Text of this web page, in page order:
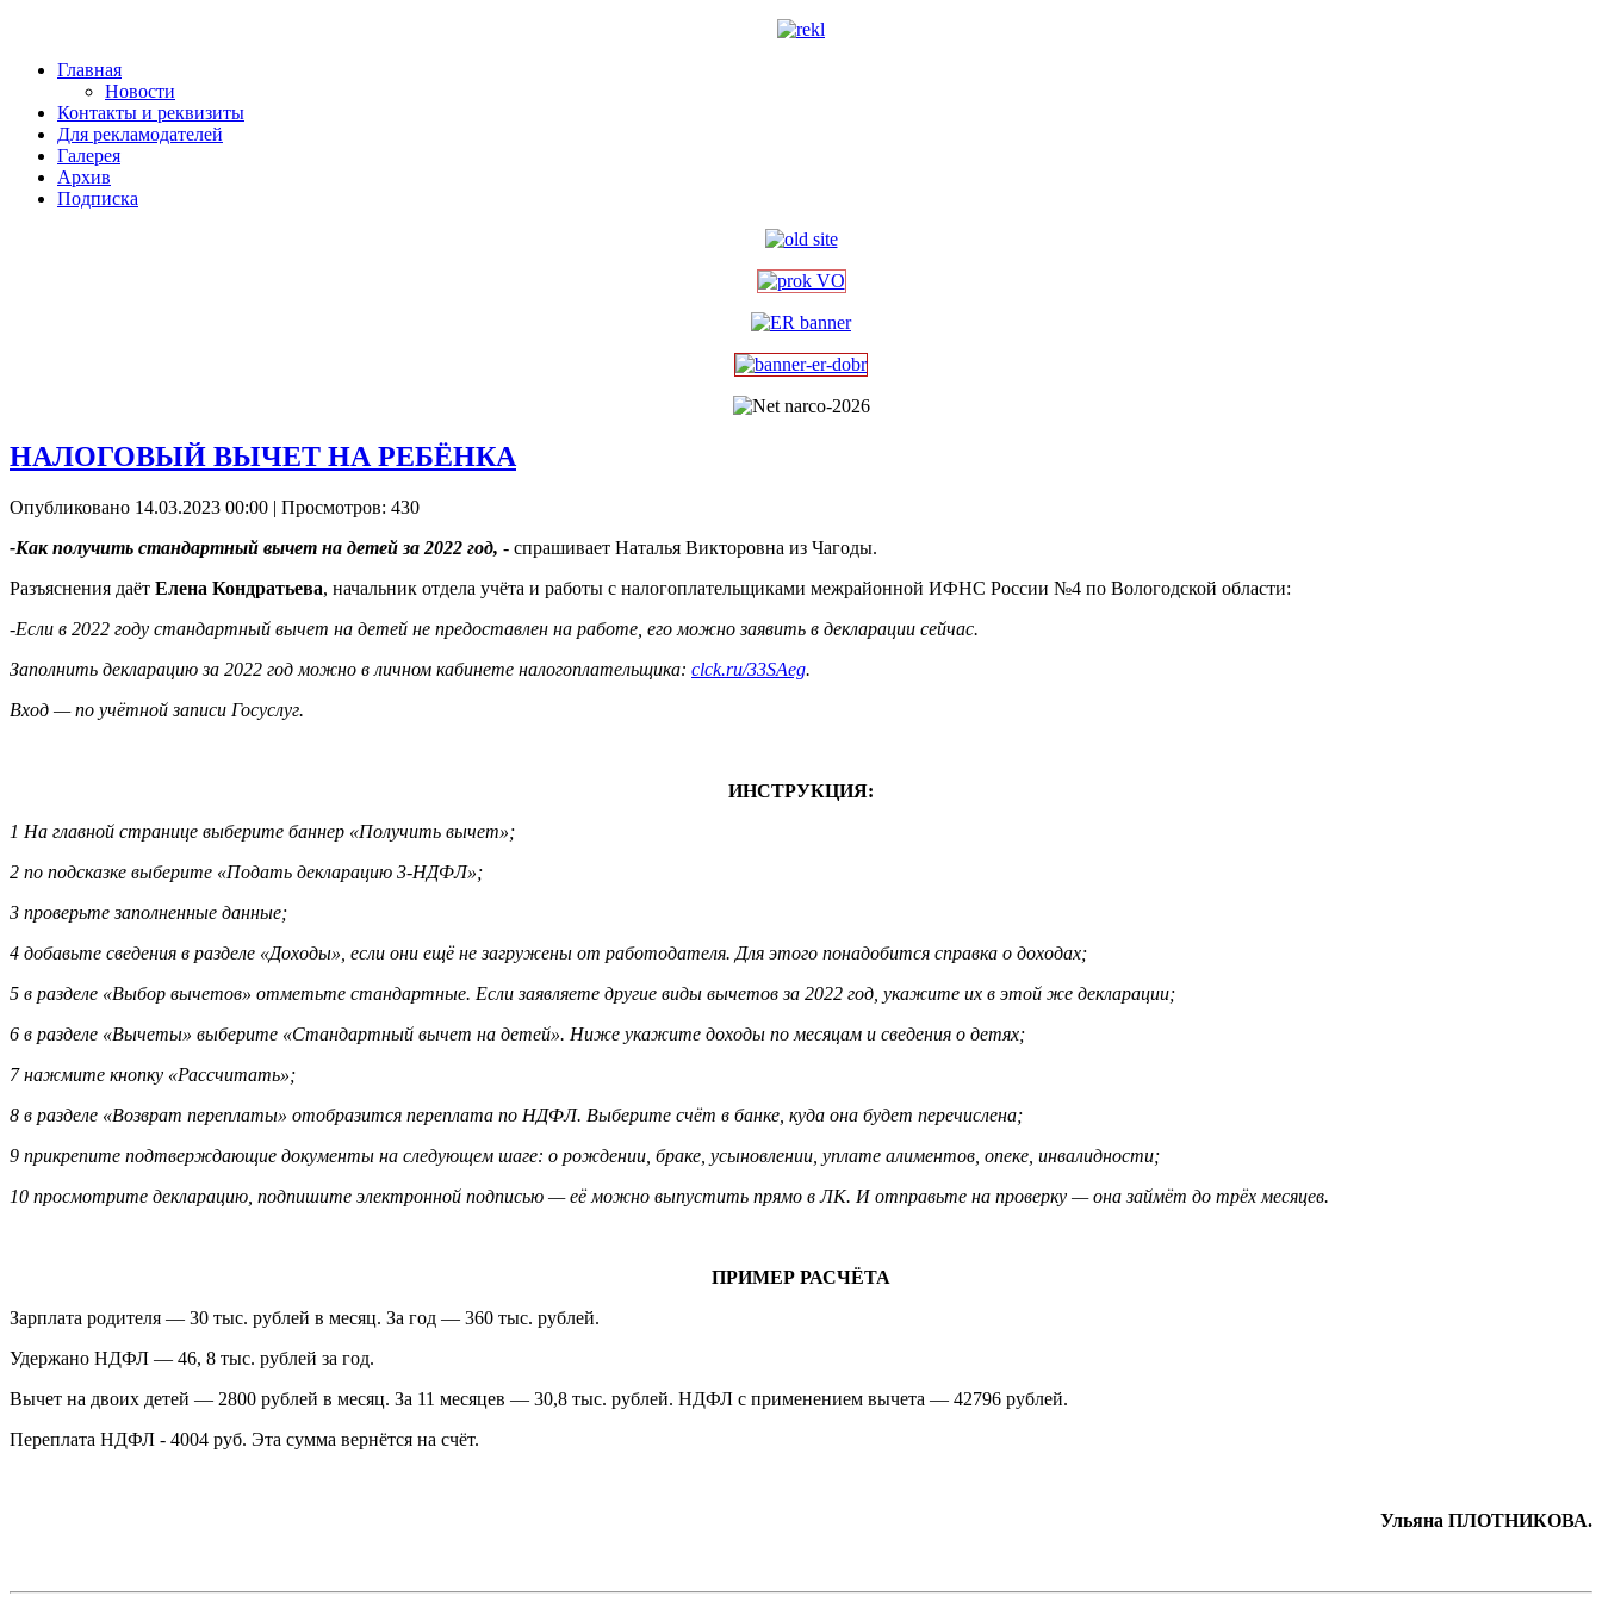
Главная
Новости
Контакты и реквизиты
Для рекламодателей
Галерея
Архив
Подписка
НАЛОГОВЫЙ ВЫЧЕТ НА РЕБЁНКА
Опубликовано 14.03.2023 00:00 | Просмотров: 430
-Как получить стандартный вычет на детей за 2022 год, - спрашивает Наталья Викторовна из Чагоды.
Разъяснения даёт Елена Кондратьева, начальник отдела учёта и работы с налогоплательщиками межрайонной ИФНС России №4 по Вологодской области:
-Если в 2022 году стандартный вычет на детей не предоставлен на работе, его можно заявить в декларации сейчас.
Заполнить декларацию за 2022 год можно в личном кабинете налогоплательщика: clck.ru/33SAeg.
Вход — по учётной записи Госуслуг.
ИНСТРУКЦИЯ:
1 На главной странице выберите баннер «Получить вычет»;
2 по подсказке выберите «Подать декларацию 3-НДФЛ»;
3 проверьте заполненные данные;
4 добавьте сведения в разделе «Доходы», если они ещё не загружены от работодателя. Для этого понадобится справка о доходах;
5 в разделе «Выбор вычетов» отметьте стандартные. Если заявляете другие виды вычетов за 2022 год, укажите их в этой же декларации;
6 в разделе «Вычеты» выберите «Стандартный вычет на детей». Ниже укажите доходы по месяцам и сведения о детях;
7 нажмите кнопку «Рассчитать»;
8 в разделе «Возврат переплаты» отобразится переплата по НДФЛ. Выберите счёт в банке, куда она будет перечислена;
9 прикрепите подтверждающие документы на следующем шаге: о рождении, браке, усыновлении, уплате алиментов, опеке, инвалидности;
10 просмотрите декларацию, подпишите электронной подписью — её можно выпустить прямо в ЛК. И отправьте на проверку — она займёт до трёх месяцев.
ПРИМЕР РАСЧЁТА
Зарплата родителя — 30 тыс. рублей в месяц. За год — 360 тыс. рублей.
Удержано НДФЛ — 46, 8 тыс. рублей за год.
Вычет на двоих детей — 2800 рублей в месяц. За 11 месяцев — 30,8 тыс. рублей. НДФЛ с применением вычета — 42796 рублей.
Переплата НДФЛ - 4004 руб. Эта сумма вернётся на счёт.
Ульяна ПЛОТНИКОВА.